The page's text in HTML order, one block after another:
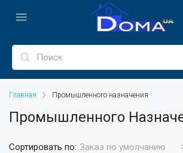
Главная Промышленного назначения
Промышленного
Сортировать по: Заказ по умолчанию